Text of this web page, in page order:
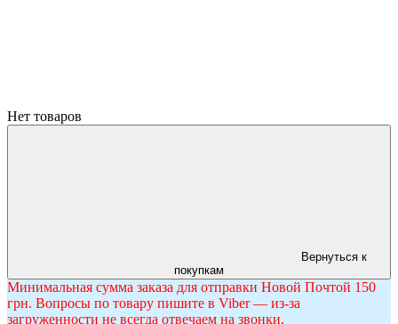
Нет товаров
Вернуться к
покупкам
Минимальная сумма заказа для отправки Новой Почтой 150
грн. Вопросы по товару пишите в Viber — из-за
загруженности не всегда отвечаем на звонки.